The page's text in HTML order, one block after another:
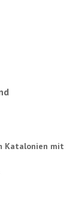
Katalonien mit